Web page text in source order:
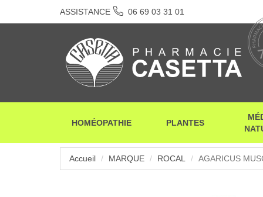
ASSISTANCE 06 69 03 31 01
HOMÉOPATHIE PLANTES
Accueil MARQUE ROCAL AGARICUS